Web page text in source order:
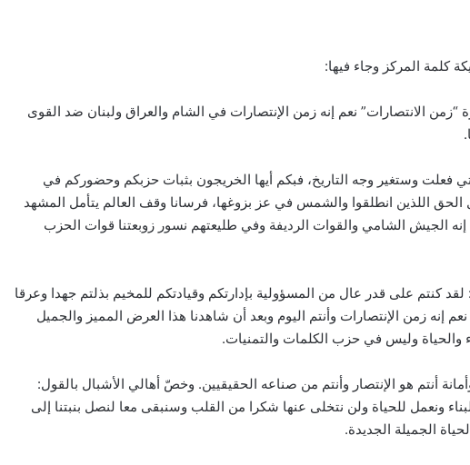
كلمة المركز وجاء فيها:
الانتصارات” نعم إنه زمن الإنتصارات في الشام والعراق ولبنان ضد القوى
فعلت وستغير وجه التاريخ، فبكم أيها الخريجون بثبات حزبكم وحضوركم في
اللذين انطلقوا والشمس في عز بزوغها، فرسانا وقف العالم يتأمل المشهد
الجيش الشامي والقوات الرديفة وفي طليعتهم نسور زوبعتنا قوات الحزب
لقد كنتم على قدر عال من المسؤولية بإدارتكم وقيادتكم للمخيم بذلتم جهدا وعرقا
إنه زمن الإنتصارات وأنتم اليوم وبعد أن شاهدنا هذا العرض المميز والجميل
والحياة وليس في حزب الكلمات والتمنيات.
أنتم هو الإنتصار وأنتم من صناعه الحقيقيين. وخصّ أهالي الأشبال بالقول:
ونعمل للحياة ولن نتخلى عنها شكرا من القلب وسنبقى معا لنصل بنبتنا إلى
الجميلة الجديدة.